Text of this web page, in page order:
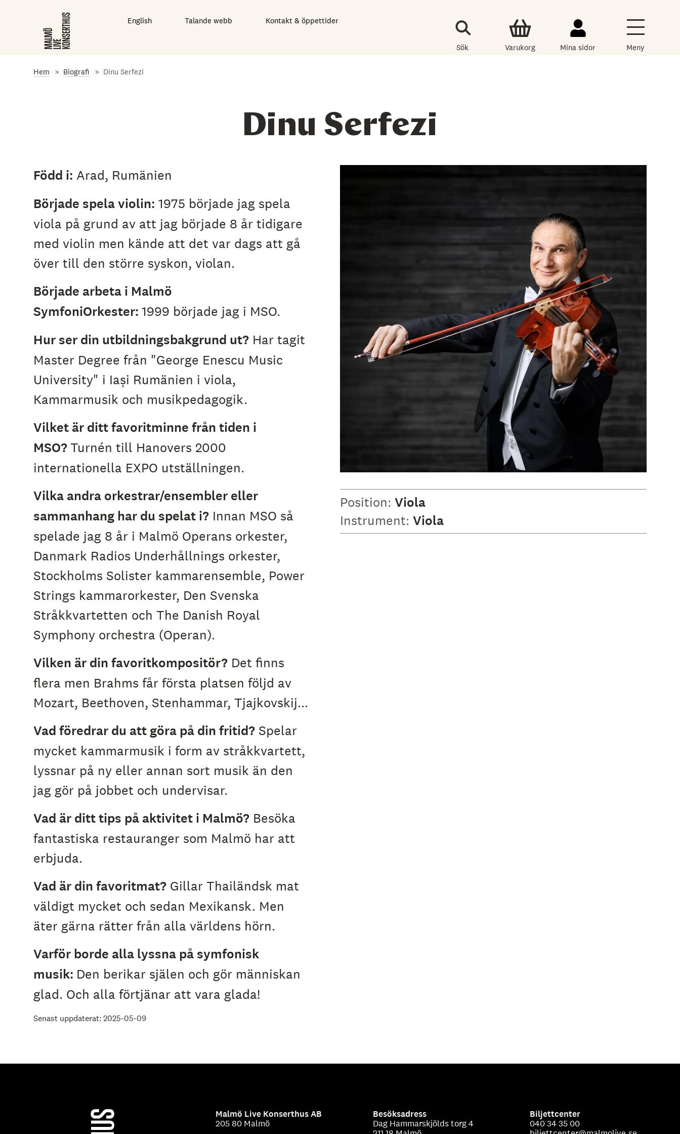
English Talande webb Kontakt & öppettider
Sök Varukorg Mina sidor Meny
Hem Biografi Dinu Serfezi
Dinu Serfezi
Född i: Arad, Rumänien
Började spela violin: 1975 började jag spela
viola på grund av att jag började 8 år tidigare
med violin men kände att det var dags att gå
över till den större syskon, violan.
Började arbeta i Malmö
SymfoniOrkester: 1999 började jag i MSO.
Hur ser din utbildningsbakgrund ut?Har tagit
Master Degree från "George Enescu Music
University" i Iași Rumänien i viola,
Kammarmusik och musikpedagogik.
Vilket är ditt favoritminne från tiden i
MSO?Turnén till Hanovers 2000
internationella EXPO utställningen.
Vilka andra orkestrar/ensembler eller
sammanhang har du spelat i?Innan MSO så
spelade jag 8 år i Malmö Operans orkester,
Danmark Radios Underhållnings orkester,
Stockholms Solister kammarensemble, Power
Strings kammarorkester, Den Svenska
Stråkkvartetten och The Danish Royal
Symphony orchestra (Operan).
Vilken är din favoritkompositör?Det finns
flera men Brahms får första platsen följd av
Mozart, Beethoven, Stenhammar, Tjajkovskij...
Vad föredrar du att göra på din fritid?Spelar
mycket kammarmusik i form av stråkkvartett,
lyssnar på ny eller annan sort musik än den
jag gör på jobbet och undervisar.
Vad är ditt tips på aktivitet i Malmö?Besöka
fantastiska restauranger som Malmö har att
erbjuda.
Vad är din favoritmat?Gillar Thailändsk mat
väldigt mycket och sedan Mexikansk. Men
äter gärna rätter från alla världens hörn.
Varför borde alla lyssna på symfonisk
musik: Den berikar själen och gör människan
glad. Och alla förtjänar att vara glada!
Position: Viola
Instrument: Viola
Senast uppdaterat: 2025-05-09
Malmö Live Konserthus AB
205 80 Malmö
Besöksadress
Dag Hammarskjölds torg 4
Biljettcenter
040 34 35 00